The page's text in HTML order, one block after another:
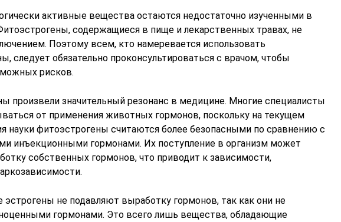
активные вещества остаются недостаточно изученными в
содержащиеся в пище и лекарственных травах, не
Поэтому всем, кто намеревается использовать
следует обязательно проконсультироваться с врачом, чтобы
рисков.
произвели значительный резонанс в медицине. Многие специалисты
от применения животных гормонов, поскольку на текущем
науки фитоэстрогены считаются более безопасными по сравнению с
инъекционными гормонами. Их поступление в организм может
собственных гормонов, что приводит к зависимости,
эстрогены не подавляют выработку гормонов, так как они не
гормонами. Это всего лишь вещества, обладающие